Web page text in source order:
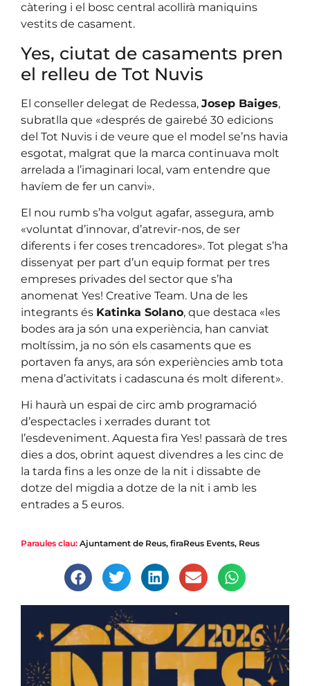
càtering i el bosc central acollirà maniquins
vestits de casament.
Yes, ciutat de casaments pren
el relleu de Tot Nuvis
El conseller delegat de Redessa, Josep Baiges,
subratlla que «després de gairebé 30 edicions
del Tot Nuvis i de veure que el model se’ns havia
esgotat, malgrat que la marca continuava molt
arrelada a l’imaginari local, vam entendre que
havíem de fer un canvi».
El nou rumb s’ha volgut agafar, assegura, amb
«voluntat d’innovar, d’atrevir-nos, de ser
diferents i fer coses trencadores». Tot plegat s’ha
dissenyat per part d’un equip format per tres
empreses privades del sector que s’ha
anomenat Yes! Creative Team. Una de les
integrants és Katinka Solano, que destaca «les
bodes ara ja són una experiència, han canviat
moltíssim, ja no són els casaments que es
portaven fa anys, ara són experiències amb tota
mena d’activitats i cadascuna és molt diferent».
Hi haurà un espai de circ amb programació
d’espectacles i xerrades durant tot
l’esdeveniment. Aquesta fira Yes! passarà de tres
dies a dos, obrint aquest divendres a les cinc de
la tarda fins a les onze de la nit i dissabte de
dotze del migdia a dotze de la nit i amb les
entrades a 5 euros.
Paraules clau: Ajuntament de Reus, firaReus Events, Reus